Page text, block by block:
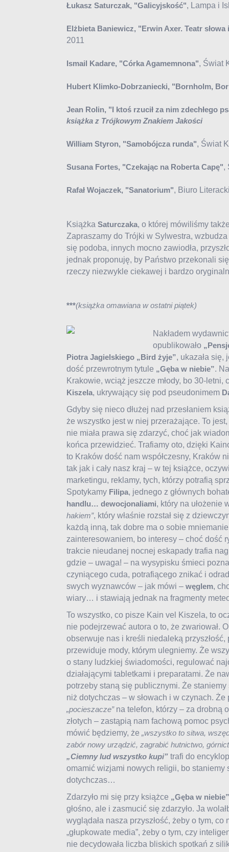
Łukasz Saturczak, "Galicyjskość", Lampa i
Elżbieta Baniewicz, "Erwin Axer. Teatr słowa
2011
Ismail Kadare, "Córka Agamemnona", Świat
Hubert Klimko-Dobrzaniecki, "Bornholm,
Jean Rolin, "I ktoś rzucił za nim zdechłego
książka z Trójkowym Znakiem Jakości
William Styron, "Samobójcza runda", Świat
Susana Fortes, "Czekając na Roberta Capę",
Rafał Wojaczek, "Sanatorium", Biuro
Książka Saturczaka, o której mówiliśmy
Zapraszamy do Trójki w Sylwestra,
się podoba, innych mocno zawiodła,
jednak proponuję, by Państwo przekonali
rzeczy niezwykle ciekawej i bardzo
***(książka omawiana w ostatni piątek)
Nakładem
opublikowało
Piotra Jagielskiego „Bird żyje”, ukazała się,
dość przewrotnym tytule „Gęba w niebie”.
Krakowie, wciąż jeszcze młody, bo 30-letni,
Kiszela, ukrywający się pod pseudonimem
Gdyby się nieco dłużej nad przesłaniem
że wszystko jest w niej przerażające. To
nie miała prawa się zdarzyć, choć jak
końca przewidzieć. Trafiamy oto, dzięki
to Kraków dość nam współczesny, Kraków
tak jak i cały nasz kraj – w tej książce,
marketingu, reklamy, tych, którzy potrafią
Spotykamy Filipa, jednego z głównych
handlu… dewocjonaliami, który na ułożenie
hakiem”, który właśnie rozstał się z
każdą inną, tak dobre ma o sobie
zainteresowaniem, bo interesy – choć dość
trakcie nieudanej nocnej eskapady trafia
gdzie – uwaga! – na wysypisku śmieci
czyniącego cuda, potrafiącego znikać i
swych wyznawców – jak mówi – węglem,
wiary… i stawiają jednak na fragmenty
To wszystko, co pisze Kain vel Kiszela, to
nie podejrzewać autora o to, że zwariował.
obserwuje nas i kreśli niedaleką
przewiduje mody, którym ulegniemy. Że
o stany ludzkiej świadomości, regulować
działającymi tabletkami i preparatami. Że
potrzeby staną się publicznymi. Że
niż dotychczas – w słowach i w czynach.
„pocieszacze”na telefon, którzy – za drobną
złotych – zastąpią nam fachową pomoc
mówić będziemy, że „wszystko to sitwa,
zabór nowy urządzić, zagrabić hutnictwo,
„Ciemny lud wszystko kupi” trafi do
omamić wizjami nowych religii, bo
dotychczas…
Zdarzyło mi się przy książce „Gęba w niebie”
głośno, ale i zasmucić się zdarzyło. Ja
wyglądała nasza przyszłość, żeby o tym, co
„głupkowate media”, żeby o tym, czy
nie decydowała liczba bliskich spotkań z